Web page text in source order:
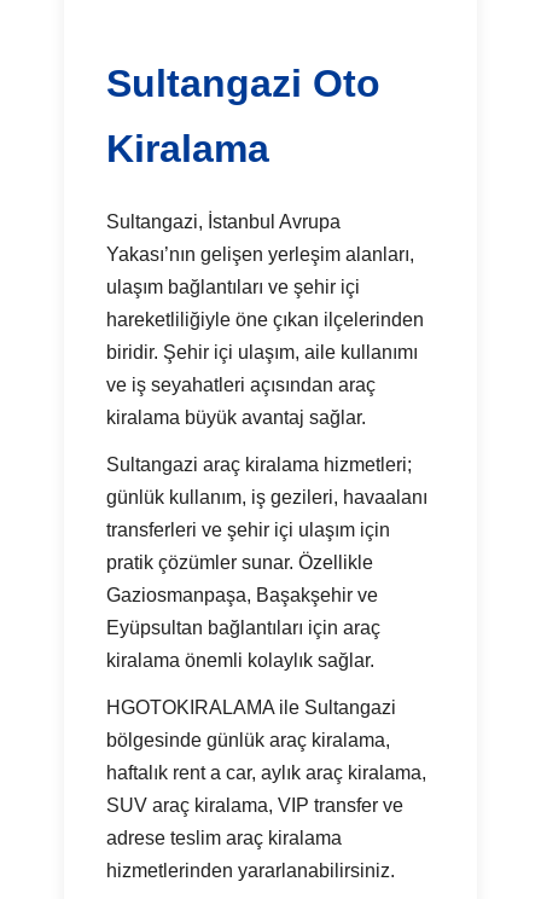
Sultangazi Oto
Kiralama
Sultangazi, İstanbul Avrupa
Yakası’nın gelişen yerleşim alanları,
ulaşım bağlantıları ve şehir içi
hareketliliğiyle öne çıkan ilçelerinden
biridir. Şehir içi ulaşım, aile kullanımı
ve iş seyahatleri açısından araç
kiralama büyük avantaj sağlar.
Sultangazi araç kiralama hizmetleri;
günlük kullanım, iş gezileri, havaalanı
transferleri ve şehir içi ulaşım için
pratik çözümler sunar. Özellikle
Gaziosmanpaşa, Başakşehir ve
Eyüpsultan bağlantıları için araç
kiralama önemli kolaylık sağlar.
HGOTOKIRALAMA ile Sultangazi
bölgesinde günlük araç kiralama,
haftalık rent a car, aylık araç kiralama,
SUV araç kiralama, VIP transfer ve
adrese teslim araç kiralama
hizmetlerinden yararlanabilirsiniz.